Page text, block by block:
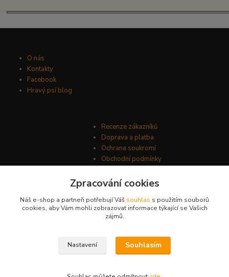
O nás
Kontakty
Facebook
Hravý psí blog
Recenze zákazníků
Doprava a platba
Ochrana soukromí
Obchodní podmínky
© Psí-hračky.cz 2026
Zpracování cookies
Náš e-shop a partneři potřebují Váš souhlas s použitím souborů
cookies, aby Vám mohli zobrazovat informace týkající se Vašich
zájmů.
Nastavení Souhlasím